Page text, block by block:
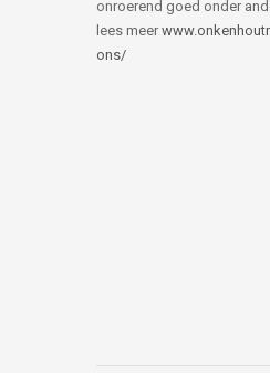
onroerend goed onder
lees meer
ons/